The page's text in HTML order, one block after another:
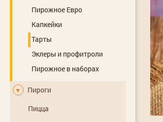
Пирожное Евро
Капкейки
Тарты
Эклеры и профитроли
Пирожное в наборах
▼
Пироги
Пицца